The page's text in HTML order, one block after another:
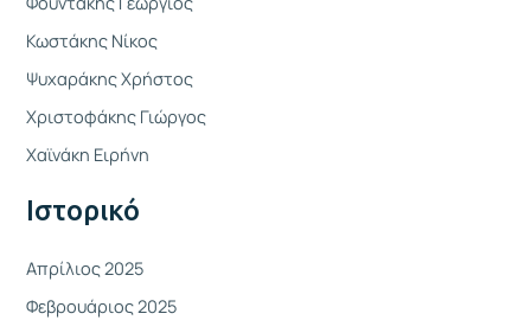
ή
τ
η
σ
η
ι
Κωστάκης Νίκος
Ψυχαράκης Χρήστος
Χριστοφάκης Γιώργος
Χαϊνάκη Ειρήνη
Ιστορικό
Απρίλιος 2025
Φεβρουάριος 2025